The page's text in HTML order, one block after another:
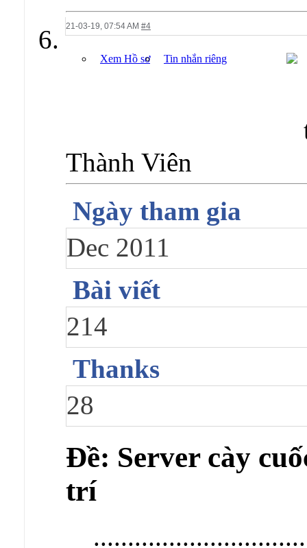
21-03-19, 07:54 AM #4
Xem Hồ sơ Tin nhắn riêng
Thành Viên
Ngày tham gia
Dec 2011
Bài viết
214
Thanks
28
Ðề: Server cày
trí